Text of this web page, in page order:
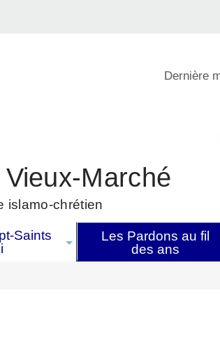
Dernière
Marché
islamo-chrétien
Saints
Les Pardons au fil
des ans